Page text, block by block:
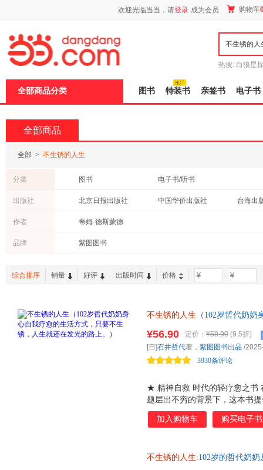
欢迎光临当当，请登录 成为会员 购物车
热搜: 白狼星
全部商品分类 图书 特装书 亲签书 电子书
全部商品
全部 > 不生锈的人生
分类 图书 电子书/听书
出版社 北京日报出版社 中国华侨出版社
台海出
北京出版社
作者 蒂姆·德斯蒙德
品牌 紫图图书
综合排序 销量 好评 出版时间 价格 -
不生锈的人生 （102岁哲代奶
活；没有鸡汤，只有温柔的真
人生只要不生锈，我们就还在
★ 精神自救 时代的轻疗愈之书
题层出不穷的背景下，这本书
口号，而是通过一个102岁奶
勇气。 对年轻人，它是一种未
人的朋友圈：今天煮了黑豆、
¥56.90 定价： ¥59.90 (9.5折)
3930条评论
[日]石井哲代著， 紫图图书出品 /
加入购物车 购买电子书
不生锈的人生:102岁的哲代奶奶
页
加